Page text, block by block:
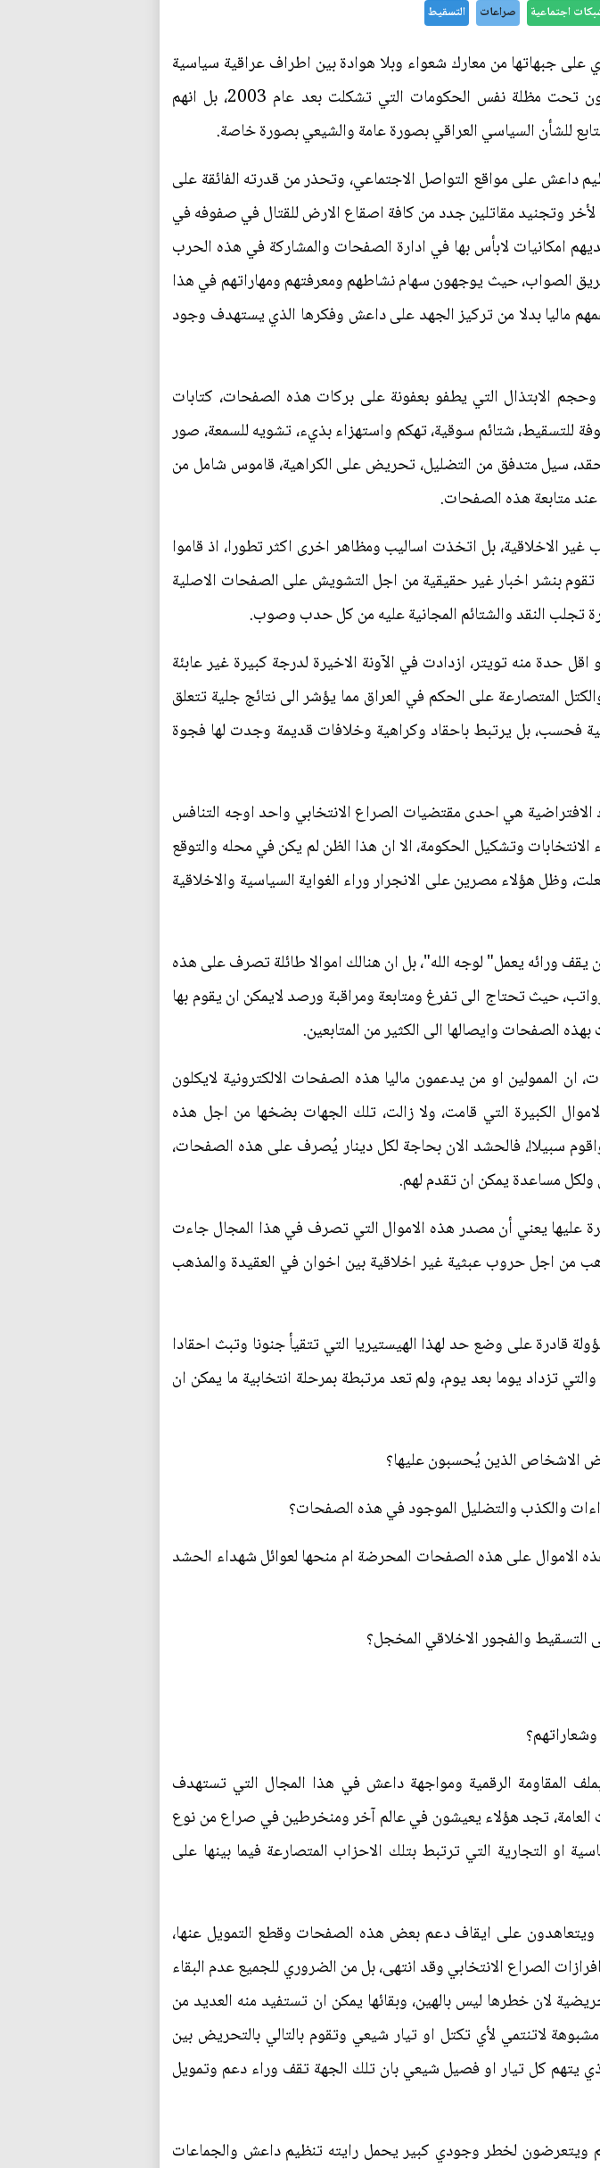
اجتماعية صراعات التسقيط
على جبهاتها من معارك شعواء وبلا هوادة بين اطراف عراقية سياسية
شيعية يشارك اغلبها، ان لم اقل جميعها، في العملية السياسية، ويعملون تحت مظلة نفس الحكومات التي تشكلت بعد عام 2003، بل انهم
للشأن السياسي العراقي بصورة عامة والشيعي بصورة خاصة.
داعش على مواقع التواصل الاجتماعي، وتحذر من قدرته الفائقة على
وتجنيد مقاتلين جدد من كافة اصقاع الارض للقتال في صفوفه في
امكانيات لابأس بها في ادارة الصفحات والمشاركة في هذه الحرب
الصواب، حيث يوجهون سهام نشاطهم ومعرفتهم ومهاراتهم في هذا
ماليا بدلا من تركيز الجهد على داعش وفكرها الذي يستهدف وجود
الابتذال التي يطفو بعفونة على بركات هذه الصفحات، كتابات
للتسقيط، شتائم سوقية، تهكم واستهزاء بذيء، تشويه للسمعة، صور
سيل متدفق من التضليل، تحريض على الكراهية، قاموس شامل من
عند متابعة هذه الصفحات.
الاخلاقية، بل اتخذت اساليب ومظاهر اخرى اكثر تطورا، اذ قاموا
بنشر اخبار غير حقيقية من اجل التشويش على الصفحات الاصلية
تجلب النقد والشتائم المجانية عليه من كل حدب وصوب.
حدة منه تويتر، ازدادت في الآونة الاخيرة لدرجة كبيرة غير عابئة
المتصارعة على الحكم في العراق مما يؤشر الى نتائج جلية تتعلق
فحسب، بل يرتبط باحقاد وكراهية وخلافات قديمة وجدت لها فجوة
الافتراضية هي احدى مقتضيات الصراع الانتخابي واحد اوجه التنافس
وتشكيل الحكومة، الا ان هذا الظن لم يكن في محله والتوقع
هؤلاء مصرين على الانجرار وراء الغواية السياسية والاخلاقية
ورائه يعمل" لوجه الله"، بل ان هنالك اموالا طائلة تصرف على هذه
حيث تحتاج الى تفرغ ومتابعة ومراقبة ورصد لايمكن ان يقوم بها
الصفحات وايصالها الى الكثير من المتابعين.
الممولين او من يدعمون ماليا هذه الصفحات الالكترونية لايكلون
الكبيرة التي قامت، ولا زالت، تلك الجهات بضخها من اجل هذه
سبيلا!، فالحشد الان بحاجة لكل دينار يُصرف على هذه الصفحات،
ولكل مساعدة يمكن ان تقدم لهم.
عليها يعني أن مصدر هذه الاموال التي تصرف في هذا المجال جاءت
من اجل حروب عبثية غير اخلاقية بين اخوان في العقيدة والمذهب
قادرة على وضع حد لهذا الهيستيريا التي تتقيأ جنونا وتبث احقادا
تزداد يوما بعد يوم، ولم تعد مرتبطة بمرحلة انتخابية ما يمكن ان
الاشخاص الذين يُحسبون عليها؟
والكذب والتضليل الموجود في هذه الصفحات؟
الاموال على هذه الصفحات المحرضة ام منحها لعوائل شهداء الحشد
التسقيط والفجور الاخلاقي المخجل؟
المقاومة الرقمية ومواجهة داعش في هذا المجال التي تستهدف
العامة، تجد هؤلاء يعيشون في عالم آخر ومنخرطين في صراع من نوع
او التجارية التي ترتبط بتلك الاحزاب المتصارعة فيما بينها على
على ايقاف دعم بعض هذه الصفحات وقطع التمويل عنها،
الصراع الانتخابي وقد انتهى، بل من الضروري للجميع عدم البقاء
لان خطرها ليس بالهين، وبقائها يمكن ان تستفيد منه العديد من
لاتنتمي لأي تكتل او تيار شيعي وتقوم بالتالي بالتحريض بين
يتهم كل تيار او فصيل شيعي بان تلك الجهة تقف وراء دعم وتمويل
ويتعرضون لخطر وجودي كبير يحمل رايته تنظيم داعش والجماعات